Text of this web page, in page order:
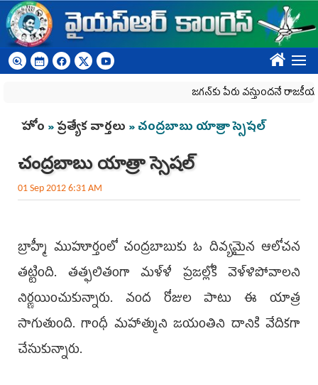
Skip to main content
????
జగన్‌కు పేరు వస్తుందనే రాజకీయ కక్షతో
You are here
హోం »ప్రత్యేక వార్తలు » ‌చంద్రబాబు యాత్రా స్సెషల్
‌చంద్రబాబు యాత్రా స్సెషల్
01 Sep 2012 6:31 AM
బ్రాహ్మీ ముహూర్తంలో చంద్రబాబుకు ఓ దివ్యమైన ఆలోచన
తట్టింది. తత్ఫలితంగా మళ్ళీ ప్రజల్లోకి వెళ్ళిపోవాలని
నిర్ణయించుకున్నారు. వంద రోజుల పాటు ఈ యాత్ర
సాగుతుంది. గాంధీ మహాత్ముని జయంతిని దానికి వేదికగా
చేసుకున్నారు.